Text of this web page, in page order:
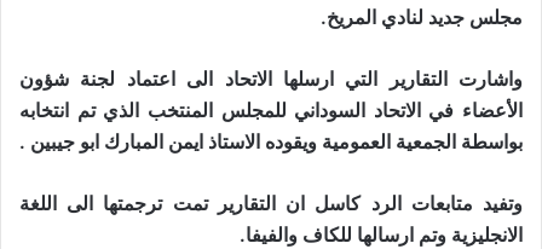
مجلس جديد لنادي المريخ.
واشارت التقارير التي ارسلها الاتحاد الى اعتماد لجنة شؤون
الأعضاء في الاتحاد السوداني للمجلس المنتخب الذي تم انتخابه
بواسطة الجمعية العمومية ويقوده الاستاذ ايمن المبارك ابو جيبين .
وتفيد متابعات الرد كاسل ان التقارير تمت ترجمتها الى اللغة
الانجليزية وتم ارسالها للكاف والفيفا.